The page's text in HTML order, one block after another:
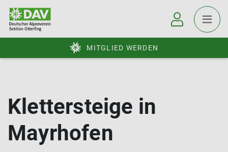
MITGLIED WERDEN
Klettersteige in
Mayrhofen